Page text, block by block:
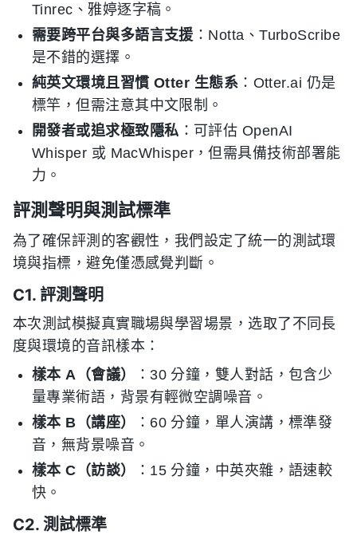
Tinrec、雅婷逐字稿。
需要跨平台與多語言支援 ：Notta、TurboScribe
是不錯的選擇。
純英文環境且習慣 Otter 生態系 ：Otter.ai 仍是
標竿，但需注意其中文限制。
開發者或追求極致隱私 ：可評估 OpenAI
Whisper 或 MacWhisper，但需具備技術部署能
力。
評測聲明與測試標準
為了確保評測的客觀性，我們設定了統一的測試環
境與指標，避免僅憑感覺判斷。
C1. 評測聲明
本次測試模擬真實職場與學習場景，选取了不同長
度與環境的音訊樣本：
樣本 A（會議）
：30 分鐘，雙人對話，包含少
量專業術語，背景有輕微空調噪音。
樣本 B（講座）
：60 分鐘，單人演講，標準發
音，無背景噪音。
樣本 C（訪談）
：15 分鐘，中英夾雜，語速較
快。
C2. 測試標準